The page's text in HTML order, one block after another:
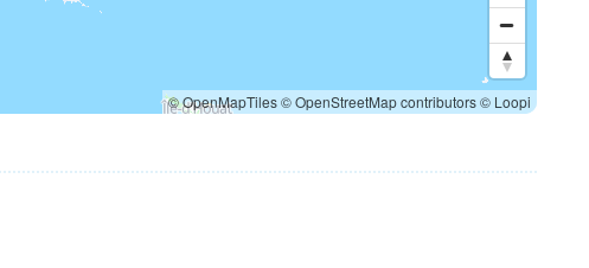
© OpenMapTiles© OpenStreetMap contributors© Loopi